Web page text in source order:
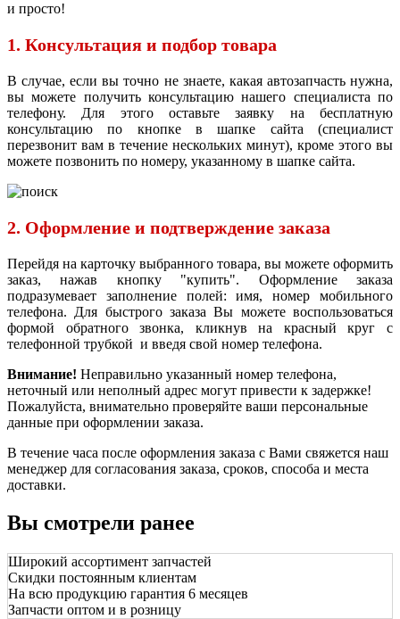
и просто!
1. Консультация и подбор товара
В случае, если вы точно не знаете, какая автозапчасть нужна,
вы можете получить консультацию нашего специалиста по
телефону. Для этого оставьте заявку на бесплатную
консультацию по кнопке в шапке сайта (специалист
перезвонит вам в течение нескольких минут), кроме этого вы
можете позвонить по номеру, указанному в шапке сайта.
2. Оформление и подтверждение заказа
Перейдя на карточку выбранного товара, вы можете оформить
заказ, нажав кнопку "купить". Оформление заказа
подразумевает заполнение полей: имя, номер мобильного
телефона. Для быстрого заказа Вы можете воспользоваться
формой обратного звонка, кликнув на красный круг с
телефонной трубкой и введя свой номер телефона.
Внимание! Неправильно указанный номер телефона,
неточный или неполный адрес могут привести к задержке!
Пожалуйста, внимательно проверяйте ваши персональные
данные при оформлении заказа.
В течение часа после оформления заказа с Вами свяжется наш
менеджер для согласования заказа, сроков, способа и места
доставки.
Вы смотрели ранее
Широкий ассортимент запчастей
Скидки постоянным клиентам
На всю продукцию гарантия 6 месяцев
Запчасти оптом и в розницу